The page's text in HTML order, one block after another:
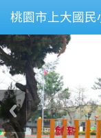
桃園市上大國民